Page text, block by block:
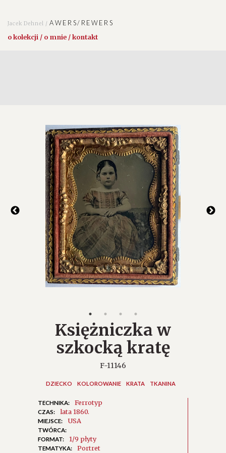
Jacek Dehnel /AWERS/REWERS
o kolekcji / o mnie / kontakt
Księżniczka w
szkocką kratę
F-11146
DZIECKO KOLOROWANIE KRATA TKANINA
TECHNIKA: Ferrotyp
CZAS: lata 1860.
MIEJSCE: USA
TWÓRCA:
FORMAT:
1/9 płyty
TEMATYKA: Portret